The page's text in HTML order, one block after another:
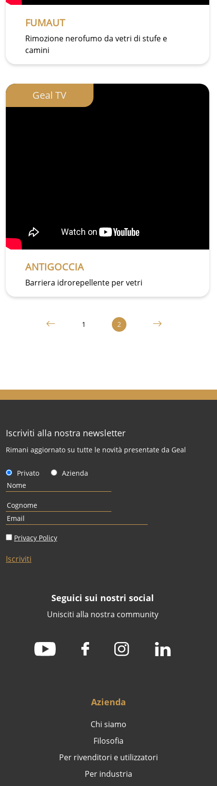
FUMAUT
Rimozione nerofumo da vetri di stufe e
camini
Geal TV
ANTIGOCCIA
Barriera idrorepellente per vetri
1 2
Iscriviti alla nostra newsletter
Rimani aggiornato su tutte le novità presentate da Geal
Privato Azienda
Privacy Policy
Iscriviti
Seguici sui nostri social
Unisciti alla nostra community
Azienda
Chi siamo
Filosofia
Per rivenditori e utilizzatori
Per industria